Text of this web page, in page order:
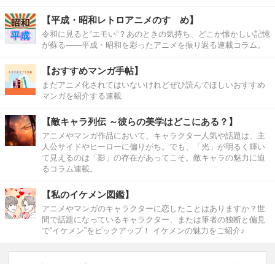
【平成・昭和レトロアニメのすゝめ】
令和に見ると“エモい”？あのときの気持ち、どこか懐かしい記憶
が蘇る――平成・昭和を彩ったアニメを振り返る連載コラム。
【おすすめマンガ手帖】
まだアニメ化されてはいないけれどぜひ読んでほしいおすすめ
マンガを紹介する連載
【敵キャラ列伝 ～彼らの美学はどこにある？】
アニメやマンガ作品において、キャラクター人気や話題は、主
人公サイドやヒーローに偏りがち。でも、「光」が明るく輝い
て見えるのは「影」の存在があってこそ。敵キャラの魅力に迫
るコラム連載。
【私のイケメン図鑑】
アニメやマンガのキャラクターに恋したことはありますか？世
間で話題になっているキャラクター、または筆者の独断と偏見
で“イケメン”をピックアップ！ イケメンの魅力をご紹介♪